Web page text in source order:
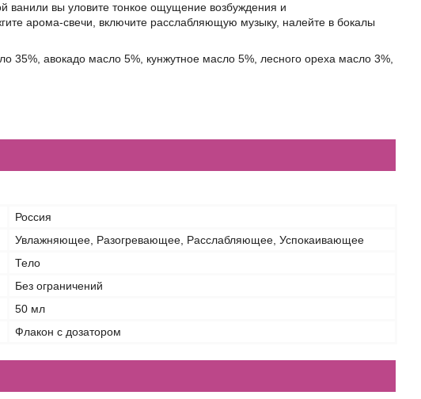
вы уловите тонкое ощущение возбуждения и
арома-свечи, включите расслабляющую музыку, налейте в бокалы
35%, авокадо масло 5%, кунжутное масло 5%, лесного ореха масло 3%,
Россия
Увлажняющее, Разогревающее, Расслабляющее, Успокаивающее
Тело
Без ограничений
50 мл
Флакон с дозатором